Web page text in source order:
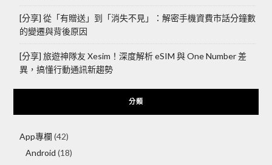
[分享] 從「有贈送」到「消失不見」：解密手機資費市話分鐘數
的變遷與背後原因
[分享] 旅遊神隊友 Xesim！深度解析 eSIM 與 One Number 差
異，搞懂行動通訊新趨勢
分類
App專欄 (42)
Android (18)